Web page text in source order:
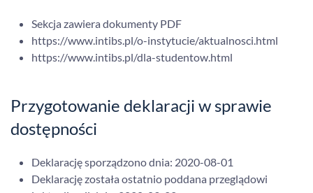
Sekcja zawiera dokumenty PDF
https://www.intibs.pl/o-instytucie/aktualnosci.html
https://www.intibs.pl/dla-studentow.html
Przygotowanie deklaracji w sprawie
dostępności
Deklarację sporządzono dnia: 2020-08-01
Deklarację została ostatnio poddana przeglądowi